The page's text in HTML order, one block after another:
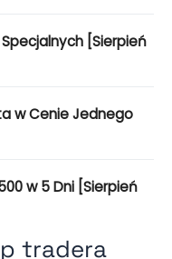
[Sierpień
w Cenie Jednego
w 5 Dni [Sierpień
tradera